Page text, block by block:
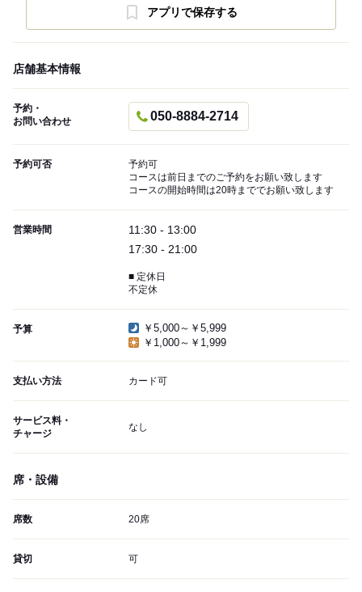
アプリで保存する
店舗基本情報
予約・
お問い合わせ
050-8884-2714
予約可否
予約可
コースは前日までのご予約をお願い致します
コースの開始時間は20時まででお願い致します
営業時間
11:30 - 13:00
17:30 - 21:00
■ 定休日
不定休
予算
￥5,000～￥5,999
￥1,000～￥1,999
支払い方法 カード可
サービス料・
チャージ
なし
席・設備
席数 20席
貸切 可